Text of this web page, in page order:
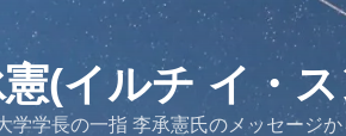
(イルチ イ・
学学長の一指 李承憲氏のメッセージ